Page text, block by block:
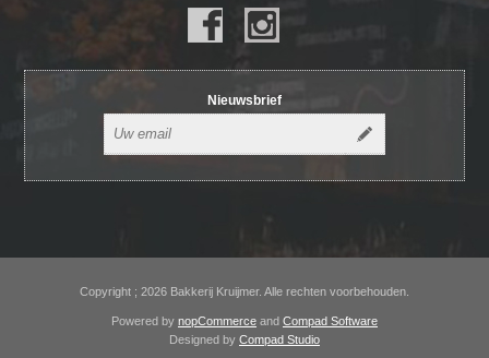
Nieuwsbrief
Copyright ; 2026 Bakkerij Kruijmer. Alle rechten voorbehouden.
Powered by nopCommerce and Compad Software
Designed by Compad Studio